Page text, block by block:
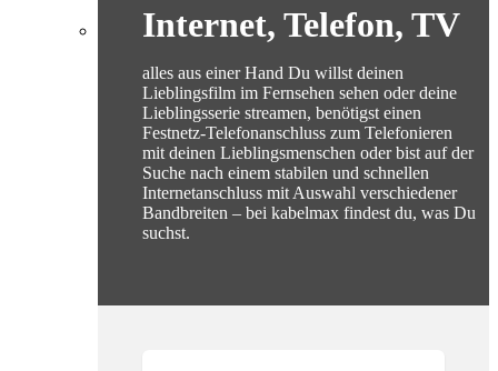
Internet, Telefon, TV
alles aus einer Hand Du willst deinen
Lieblingsfilm im Fernsehen sehen oder deine
Lieblingsserie streamen, benötigst einen
Festnetz-Telefonanschluss zum Telefonieren
mit deinen Lieblingsmenschen oder bist auf der
Suche nach einem stabilen und schnellen
Internetanschluss mit Auswahl verschiedener
Bandbreiten – bei kabelmax findest du, was Du
suchst.